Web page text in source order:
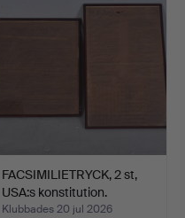
FACSIMILIETRYCK, 2 st,
USA:s konstitution.
Klubbades 20 jul 2026